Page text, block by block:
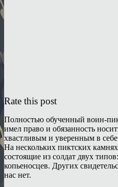
Rate this post
Полностью обученный воин-
имел право и обязанность
хвастливым и уверенным в
На нескольких пиктских
состоящие из солдат двух
копьеносцев. Других
нас нет.